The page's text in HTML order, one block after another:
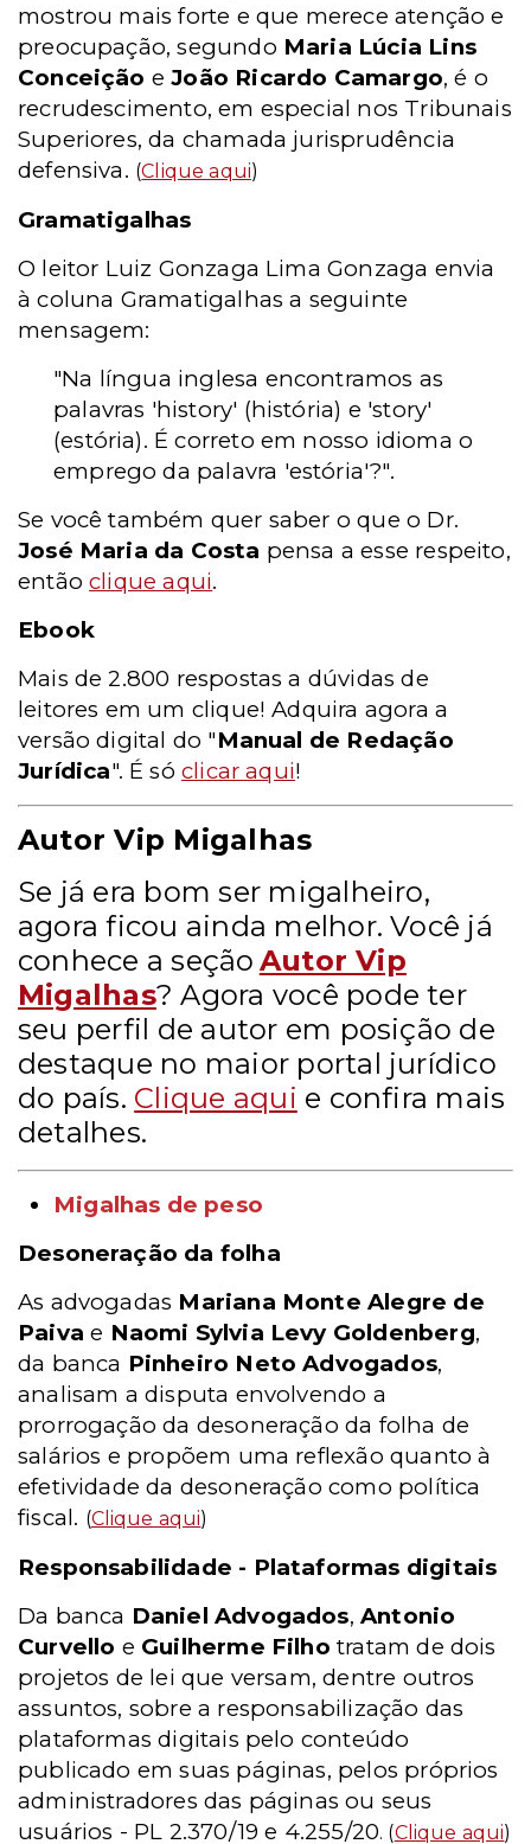
mostrou mais forte e que merece atenção e
preocupação, segundo Maria Lúcia Lins
Conceição eJoão Ricardo Camargo, é o
recrudescimento, em especial nos Tribunais
Superiores, da chamada jurisprudência
defensiva. (Clique aqui)
Gramatigalhas
O leitor Luiz Gonzaga Lima Gonzaga envia
à coluna Gramatigalhas a seguinte
mensagem:
"Na língua inglesa encontramos as
palavras 'history' (história) e 'story'
(estória). É correto em nosso idioma o
emprego da palavra 'estória'?".
Se você também quer saber o que o Dr.
José Maria da Costa pensa a esse respeito,
entãoclique aqui.
Ebook
Mais de 2.800 respostas a dúvidas de
leitores em um clique! Adquira agora a
versão digital do "Manual de Redação
Jurídica". É só clicar aqui!
Autor Vip Migalhas
Se já era bom ser migalheiro,
agora ficou ainda melhor. Você já
conhece a seção Autor Vip
Migalhas? Agora você pode ter
seu perfil de autor em posição de
destaque no maior portal jurídico
do país. Clique aqui e confira mais
detalhes.
Migalhas de peso
Desoneração da folha
As advogadas Mariana Monte Alegre de
Paiva e Naomi Sylvia Levy Goldenberg,
da banca Pinheiro Neto Advogados,
analisam a disputa envolvendo a
prorrogação da desoneração da folha de
salários e propõem uma reflexão quanto à
efetividade da desoneração como política
fiscal. (Clique aqui)
Responsabilidade - Plataformas digitais
Da banca Daniel Advogados,Antonio
Curvello e Guilherme Filho tratam de dois
projetos de lei que versam, dentre outros
assuntos, sobre a responsabilização das
plataformas digitais pelo conteúdo
publicado em suas páginas, pelos próprios
administradores das páginas ou seus
usuários - PL 2.370/19 e 4.255/20. (Clique aqui)